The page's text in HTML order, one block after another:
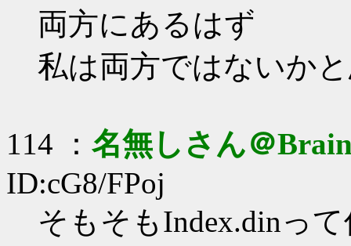
両方にあるはず
私は両方ではないか
114 ： 名無しさん＠
ID:cG8/FPoj
そもそもIndex.dinっ